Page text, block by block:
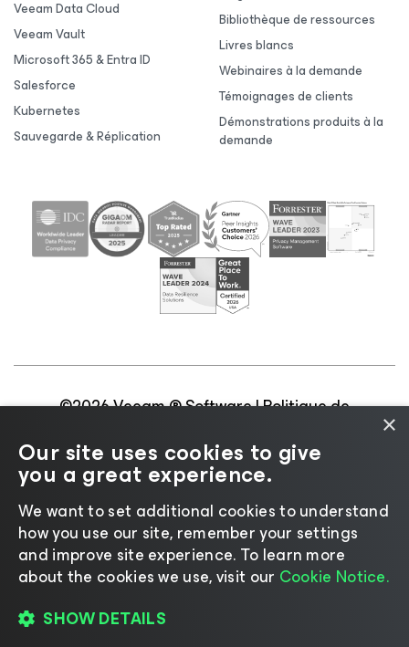
Veeam Data Cloud
Veeam Vault
Microsoft 365 & Entra ID
Salesforce
Kubernetes
Sauvegarde & Réplication
Bibliothèque de ressources
Livres blancs
Webinaires à la demande
Témoignages de clients
Démonstrations produits à la
demande
©2026 Veeam ® Software |Politique de
|
Secteur juridique|Politique de licences
Ressources pour les fournisseurs
Changer de langue
×
Our site uses cookies to give
you a great experience.
We want to set additional cookies to understand
how you use our site, remember your settings
and improve site experience. ​To learn more
about the cookies we use, visit our Cookie Notice.
SHOW DETAILS